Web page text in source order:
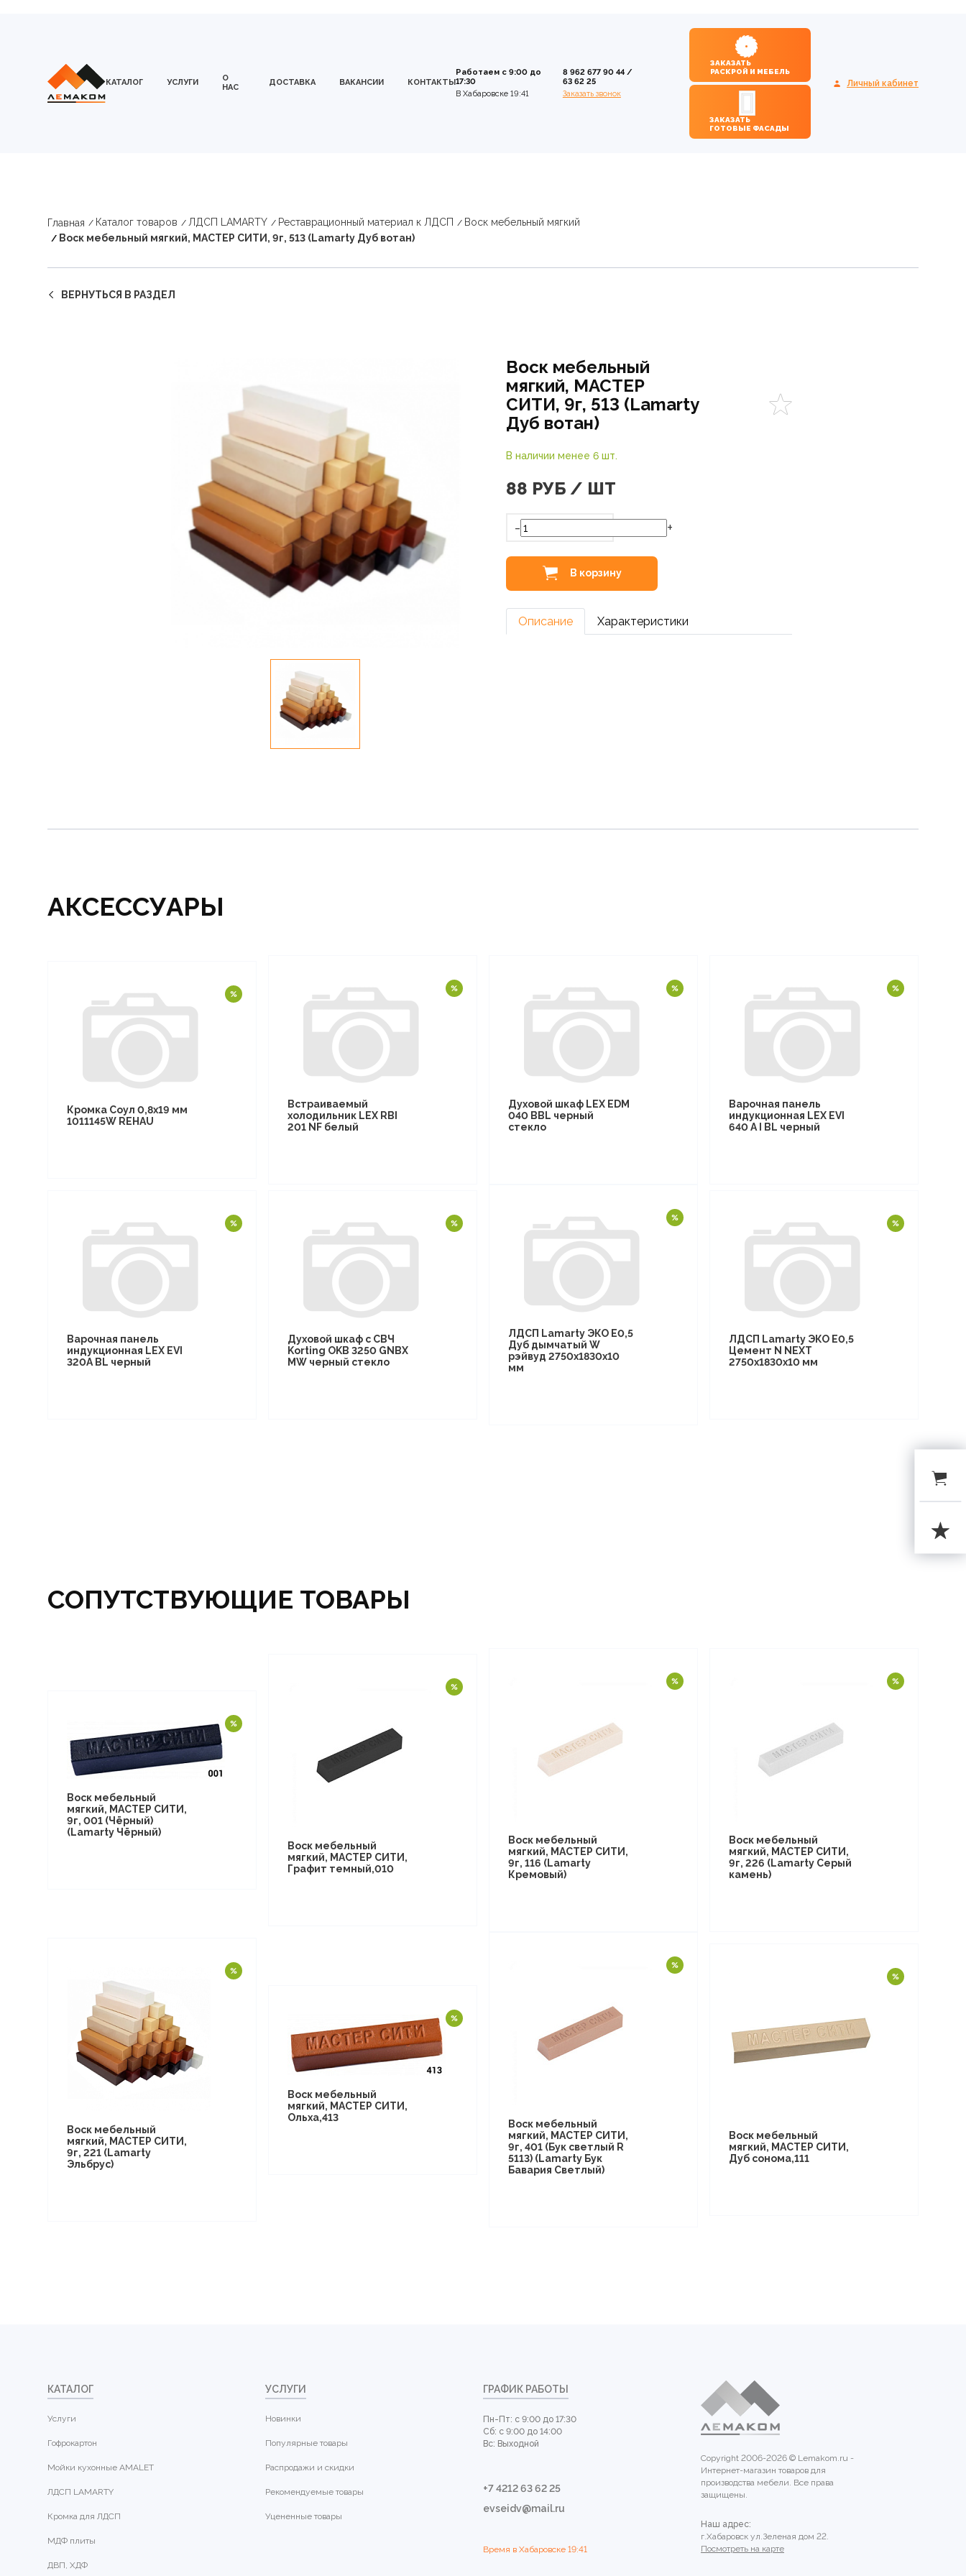
КАТАЛОГ УСЛУГИ
О
НАС
ДОСТАВКА ВАКАНСИИ КОНТАКТЫ
Работаем с 9:00 до
17:30
В Хабаровске 19:41
8 962 677 90 44/
63 62 25
Заказать звонок
ЗАКАЗАТЬ
РАСКРОЙ И МЕБЕЛЬ
ЗАКАЗАТЬ
ГОТОВЫЕ ФАСАДЫ
Личный кабинет
Главная Каталог товаров ЛДСП LAMARTY Реставрационный материал к ЛДСП
Воск мебельный мягкий
Воск мебельный мягкий, МАСТЕР СИТИ, 9г, 513 (Lamarty Дуб вотан)
ВЕРНУТЬСЯ В РАЗДЕЛ
Воск мебельный
мягкий, МАСТЕР
СИТИ, 9г, 513 (Lamarty
Дуб вотан)
В наличии менее 6 шт.
88 РУБ / ШТ
- +
В корзину
Описание Характеристики
АКСЕССУАРЫ
Кромка Соул 0,8х19 мм
1011145W REHAU
Встраиваемый
холодильник LEX RBI
201 NF белый
Духовой шкаф LEX EDM
040 BBL черный
стекло
Варочная панель
индукционная LEX EVI
640 A I BL черный
Варочная панель
индукционная LEX EVI
320A BL черный
Духовой шкаф с СВЧ
Korting OKB 3250 GNBX
MW черный стекло
ЛДСП Lamarty ЭКО E0,5
Дуб дымчатый W
рэйвуд 2750х1830х10
мм
ЛДСП Lamarty ЭКО E0,5
Цемент N NEXT
2750х1830х10 мм
СОПУТСТВУЮЩИЕ ТОВАРЫ
Воск мебельный
мягкий, МАСТЕР СИТИ,
9г, 001 (Чёрный)
(Lamarty Чёрный)
Воск мебельный
мягкий, МАСТЕР СИТИ,
Графит темный,010
Воск мебельный
мягкий, МАСТЕР СИТИ,
9г, 116 (Lamarty
Кремовый)
Воск мебельный
мягкий, МАСТЕР СИТИ,
9г, 226 (Lamarty Серый
камень)
Воск мебельный
мягкий, МАСТЕР СИТИ,
9г, 221 (Lamarty
Эльбрус)
Воск мебельный
мягкий, МАСТЕР СИТИ,
Ольха,413
Воск мебельный
мягкий, МАСТЕР СИТИ,
9г, 401 (Бук светлый R
5113) (Lamarty Бук
Бавария Светлый)
Воск мебельный
мягкий, МАСТЕР СИТИ,
Дуб сонома,111
КАТАЛОГ
Услуги
Гофрокартон
Мойки кухонные AMALET
ЛДСП LAMARTY
Кромка для ЛДСП
МДФ плиты
ДВП, ХДФ
УСЛУГИ
Новинки
Популярные товары
Распродажи и скидки
Рекомендуемые товары
Уцененные товары
ГРАФИК РАБОТЫ
Пн-Пт: с 9:00 до 17:30
Сб: с 9:00 до 14:00
Вс: Выходной
+7 4212 63 62 25
evseidv@mail.ru
Время в Хабаровске 19:41
Copyright 2006-2026 © Lemakom.ru -
Интернет-магазин товаров для
производства мебели. Все права
защищены.
Наш адрес:
г.Хабаровск ул.Зеленая дом 22.
Посмотреть на карте